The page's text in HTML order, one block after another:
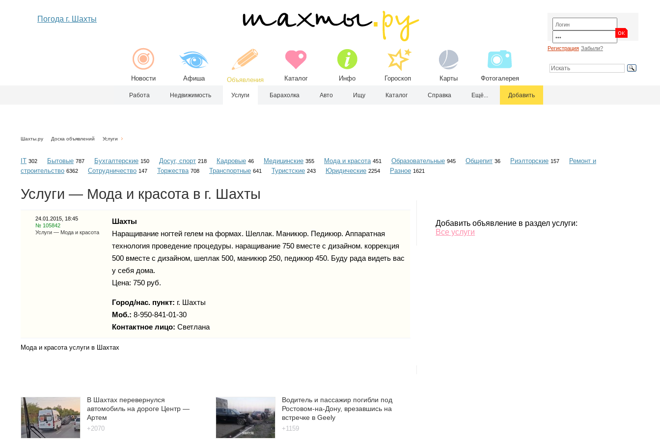
Погода г. Шахты
Новости Афиша Объявления Каталог Инфо Гороскоп Карты Фотогалерея
Регистрация Забыли?
Работа Недвижимость Услуги Барахолка Авто Ищу Каталог Справка Ещё... Добавить
Шахты.ру Доска объявлений Услуги
IT 302 Бытовые 787 Бухгалтерские 150 Досуг, спорт 218 Кадровые 46 Медицинские 355 Мода и красота 451 Образовательные 945 Общепит 36 Риэлторские 157
Ремонт и
строительство 6362 Сотрудничество 147 Торжества 708 Транспортные 641 Туристские 243 Юридические 2254 Разное 1621
Услуги — Мода и красота в г. Шахты
24.01.2015, 18:45
№ 105842
Услуги — Мода и красота
Шахты
Наращивание ногтей гелем на формах. Шеллак. Маникюр. Педикюр. Аппаратная
технология проведение процедуры. наращивание 750 вместе с дизайном. коррекция
500 вместе с дизайном, шеллак 500, маникюр 250, педикюр 450. Буду рада видеть вас
у себя дома.
Цена: 750 руб.
Город/нас. пункт: г. Шахты
Моб.: 8-950-841-01-30
Контактное лицо: Светлана
Мода и красота услуги в Шахтах
Добавить объявление в раздел услуги:
Все услуги
В Шахтах перевернулся
автомобиль на дороге Центр —
Артем
+2070
Водитель и пассажир погибли под
Ростовом-на-Дону, врезавшись на
встречке в Geely
+1159